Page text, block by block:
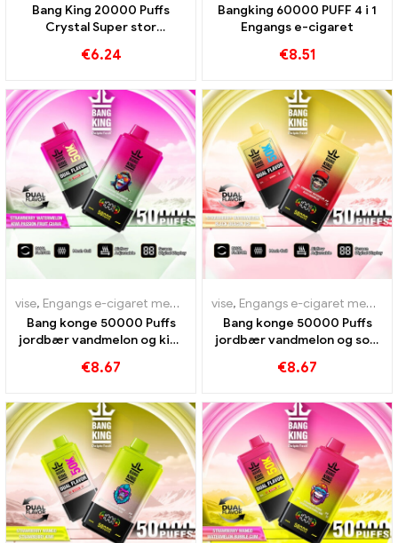
Bang King 20000 Puffs
Crystal Super stor
Coil
€6.24
Bangking 60000 PUFF 4 i 1
Engangs e-cigaret
€8.51
vise, Engangs e-cigaret med nikotin ,Engangs e-cigaretter ,
Bang konge 50000 Puffs
jordbær vandmelon og kiwi
€8.67
vise, Engangs e-cigaret med nikotin
Bang konge 50000 Puffs
jordbær vandmelon og sort
€8.67